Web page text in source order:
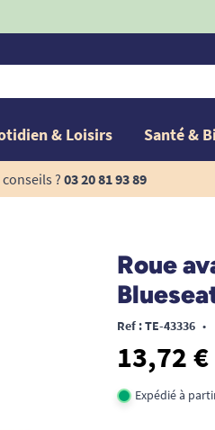
& Loisirs Santé &
? 03 20 81 93 89
Roue
Ref : TE-43336 •
13,72 €
Expédié à